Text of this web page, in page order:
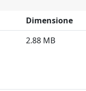
Dimensione
2.88 MB